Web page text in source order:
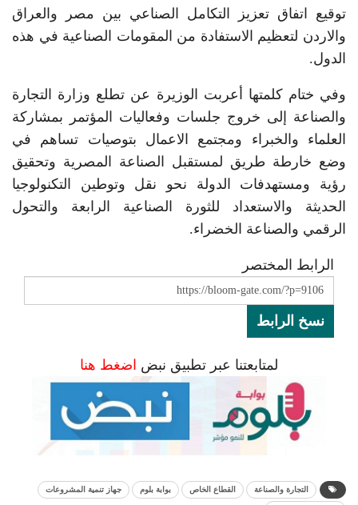
توقيع اتفاق تعزيز التكامل الصناعي بين مصر والعراق
والاردن لتعظيم الاستفادة من المقومات الصناعية في هذه
الدول.
وفي ختام كلمتها أعربت الوزيرة عن تطلع وزارة التجارة
والصناعة إلى خروج جلسات وفعاليات المؤتمر بمشاركة
العلماء والخبراء ومجتمع الاعمال بتوصيات تساهم في
وضع خارطة طريق لمستقبل الصناعة المصرية وتحقيق
رؤية ومستهدفات الدولة نحو نقل وتوطين التكنولوجيا
الحديثة والاستعداد للثورة الصناعية الرابعة والتحول
الرقمي والصناعة الخضراء.
الرابط المختصر
نسخ الرابط
لمتابعتنا عبر تطبيق نبض اضغط هنا
التجارة والصناعة القطاع الخاص بوابة بلوم جهاز تنمية المشروعات